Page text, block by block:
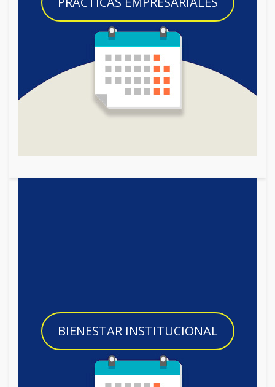
BIENESTAR INSTITUCIONAL